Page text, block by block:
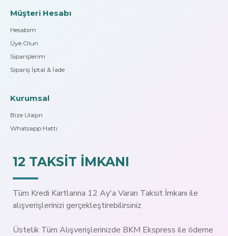
Müşteri Hesabı
Hesabım
Üye Olun
Siparişlerim
Sipariş İptal & İade
Kurumsal
Bize Ulaşın
Whatsapp Hattı
12 TAKSİT İMKANI
Tüm Kredi Kartlarına 12 Ay'a Varan Taksit İmkanı ile
alışverişlerinizi gerçekleştirebilirsiniz
Üstelik Tüm Alışverişlerinizde BKM Ekspress ile ödeme